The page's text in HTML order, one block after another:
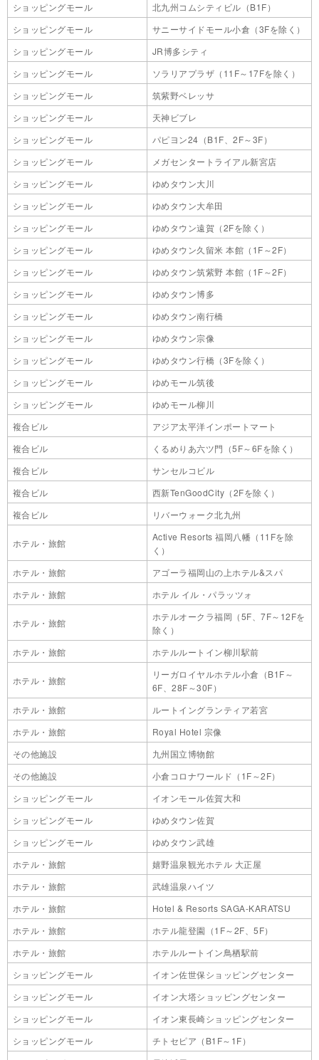
ショッピングモール
北九州コムシティビル（B1F）
ショッピングモール
サニーサイドモール小倉（3Fを除く）
ショッピングモール
JR博多シティ
ショッピングモール
ソラリアプラザ（11F～17Fを除く）
ショッピングモール
筑紫野ベレッサ
ショッピングモール
天神ビブレ
ショッピングモール
パピヨン24（B1F、2F～3F）
ショッピングモール
メガセンタートライアル新宮店
ショッピングモール
ゆめタウン大川
ショッピングモール
ゆめタウン大牟田
ショッピングモール
ゆめタウン遠賀（2Fを除く）
ショッピングモール
ゆめタウン久留米 本館（1F～2F）
ショッピングモール
ゆめタウン筑紫野 本館（1F～2F）
ショッピングモール
ゆめタウン博多
ショッピングモール
ゆめタウン南行橋
ショッピングモール
ゆめタウン宗像
ショッピングモール
ゆめタウン行橋（3Fを除く）
ショッピングモール
ゆめモール筑後
ショッピングモール
ゆめモール柳川
複合ビル
アジア太平洋インポートマート
複合ビル
くるめりあ六ツ門（5F～6Fを除く）
複合ビル
サンセルコビル
複合ビル
西新TenGoodCity（2Fを除く）
複合ビル
リバーウォーク北九州
ホテル・旅館
Active Resorts 福岡八幡（11Fを除
く）
ホテル・旅館
アゴーラ福岡山の上ホテル&スパ
ホテル・旅館
ホテル イル・パラッツォ
ホテル・旅館
ホテルオークラ福岡（5F、7F～12Fを
除く）
ホテル・旅館
ホテルルートイン柳川駅前
ホテル・旅館
リーガロイヤルホテル小倉（B1F～
6F、28F～30F）
ホテル・旅館
ルートイングランティア若宮
ホテル・旅館
Royal Hotel 宗像
その他施設
九州国立博物館
その他施設
小倉コロナワールド（1F～2F）
ショッピングモール
イオンモール佐賀大和
ショッピングモール
ゆめタウン佐賀
ショッピングモール
ゆめタウン武雄
ホテル・旅館
嬉野温泉観光ホテル 大正屋
ホテル・旅館
武雄温泉ハイツ
ホテル・旅館
Hotel & Resorts SAGA-KARATSU
ホテル・旅館
ホテル龍登園（1F～2F、5F）
ホテル・旅館
ホテルルートイン鳥栖駅前
ショッピングモール
イオン佐世保ショッピングセンター
ショッピングモール
イオン大塔ショッピングセンター
ショッピングモール
イオン東長崎ショッピングセンター
ショッピングモール
チトセピア（B1F～1F）